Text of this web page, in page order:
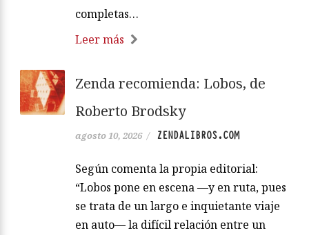
completas…
Leer más
Zenda recomienda: Lobos, de
Roberto Brodsky
agosto 10, 2026 / ZENDALIBROS.COM
Según comenta la propia editorial:
“Lobos pone en escena —y en ruta, pues
se trata de un largo e inquietante viaje
en auto— la difícil relación entre un